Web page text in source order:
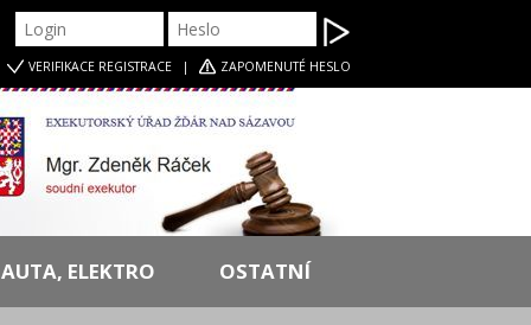
VERIFIKACEREGISTRACE| ZAPOMENUTÉ HESLO
AUTA, ELEKTRO OSTATNÍ